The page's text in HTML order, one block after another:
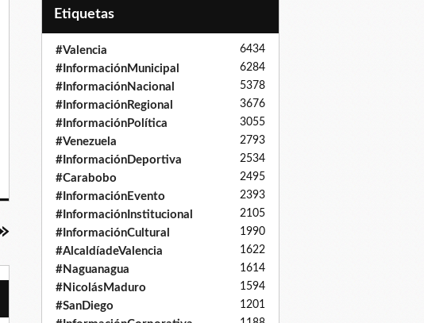
Etiquetas
#Valencia 6434
#InformaciónMunicipal 6284
#InformaciónNacional 5378
#InformaciónRegional 3676
#InformaciónPolítica 3055
#Venezuela 2793
#InformaciónDeportiva 2534
#Carabobo 2495
#InformaciónEvento 2393
#InformaciónInstitucional 2105
#InformaciónCultural 1990
#AlcaldíadeValencia 1622
#Naguanagua 1614
#NicolásMaduro 1594
#SanDiego 1201